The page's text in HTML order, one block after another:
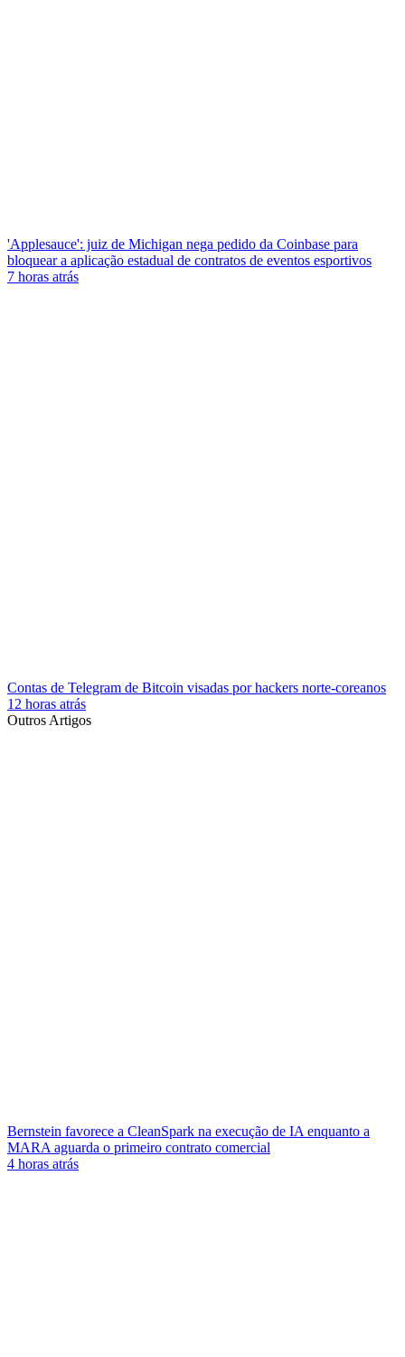
'Applesauce': juiz de Michigan nega pedido da Coinbase para
bloquear a aplicação estadual de contratos de eventos esportivos
7 horas atrás
Contas de Telegram de Bitcoin visadas por hackers norte-coreanos
12 horas atrás
Outros Artigos
Bernstein favorece a CleanSpark na execução de IA enquanto a
MARA aguarda o primeiro contrato comercial
4 horas atrás